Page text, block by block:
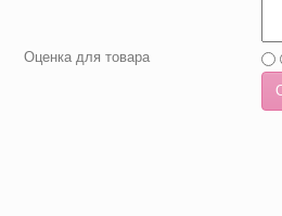
Оценка для товара